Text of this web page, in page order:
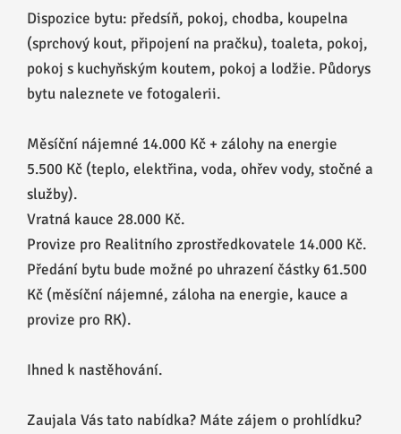
Dispozice bytu: předsíň, pokoj, chodba, koupelna
(sprchový kout, připojení na pračku), toaleta, pokoj,
pokoj s kuchyňským koutem, pokoj a lodžie. Půdorys
bytu naleznete ve fotogalerii.
Měsíční nájemné 14.000 Kč + zálohy na energie
5.500 Kč (teplo, elektřina, voda, ohřev vody, stočné a
služby).
Vratná kauce 28.000 Kč.
Provize pro Realitního zprostředkovatele 14.000 Kč.
Předání bytu bude možné po uhrazení částky 61.500
Kč (měsíční nájemné, záloha na energie, kauce a
provize pro RK).
Ihned k nastěhování.
Zaujala Vás tato nabídka? Máte zájem o prohlídku?